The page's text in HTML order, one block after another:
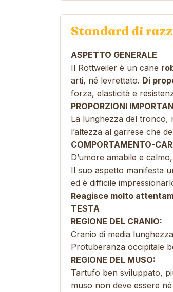
Standard di
ASPETTO GENERALE
Il Rottweiler è un cane
arti, né levrettato. Di
forza, elasticità e
PROPORZIONI
La lunghezza del tronco,
l’altezza al garrese che
COMPORTAMENTO-
D’umore amabile e calmo,
Il suo aspetto manifesta
ed è difficile
Reagisce molto
TESTA
REGIONE DEL CRANIO:
Cranio di media
Protuberanza occipitale
REGIONE DEL MUSO:
Tartufo ben sviluppato,
muso non deve essere